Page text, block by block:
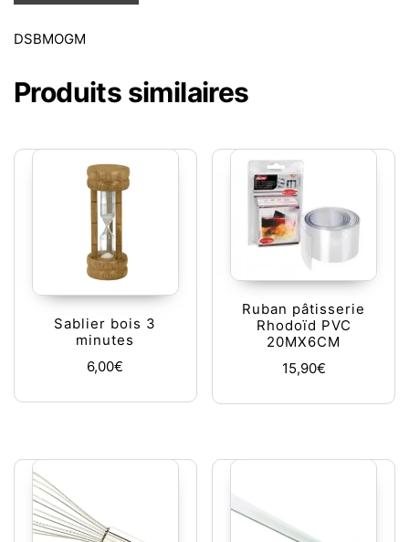
DSBMOGM
Produits similaires
Sablier bois 3
minutes
6,00€
Ruban pâtisserie
Rhodoïd PVC
20MX6CM
15,90€